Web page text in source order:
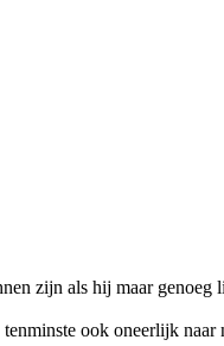
zijn als hij maar genoeg
ook oneerlijk naar